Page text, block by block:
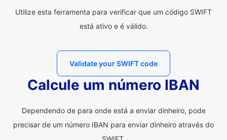
Utilize esta ferramenta para verificar que um código SWIFT
está ativo e é válido.
Validate your SWIFT code
Calcule um número IBAN
Dependendo de para onde está a enviar dinheiro, pode
precisar de um número IBAN para enviar dinheiro através do